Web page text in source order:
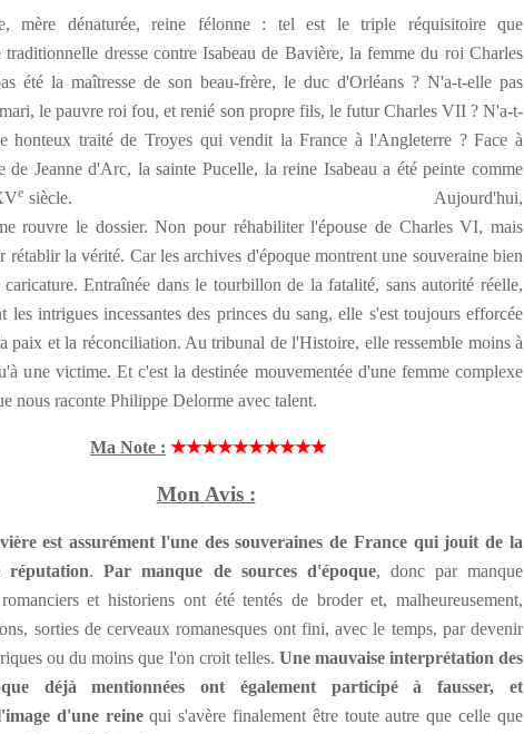
mère dénaturée, reine félonne : tel est le triple réquisitoire que
traditionnelle dresse contre Isabeau de Bavière, la femme du roi Charles
été la maîtresse de son beau-frère, le duc d'Orléans ? N'a-t-elle pas
le pauvre roi fou, et renié son propre fils, le futur Charles VII ? N'a-t-
honteux traité de Troyes qui vendit la France à l'Angleterre ? Face à
de Jeanne d'Arc, la sainte Pucelle, la reine Isabeau a été peinte comme
e siècle. Aujourd'hui,
rouvre le dossier. Non pour réhabiliter l'épouse de Charles VI, mais
rétablir la vérité. Car les archives d'époque montrent une souveraine bien
Entraînée dans le tourbillon de la fatalité, sans autorité réelle,
les intrigues incessantes des princes du sang, elle s'est toujours efforcée
paix et la réconciliation. Au tribunal de l'Histoire, elle ressemble moins à
une victime. Et c'est la destinée mouvementée d'une femme complexe
nous raconte Philippe Delorme avec talent.
Ma Note : ★★★★★★★★★★
Mon Avis :
est assurément l'une des souveraines de France qui jouit de la
réputation.Par manque de sources d'époque, donc par manque
et historiens ont été tentés de broder et, malheureusement,
sorties de cerveaux romanesques ont fini, avec le temps, par devenir
ou du moins que l'on croit telles. Une mauvaise interprétation des
déjà mentionnées ont également participé à fausser, et
d'une reinequi s'avère finalement être toute autre que celle que